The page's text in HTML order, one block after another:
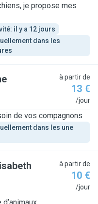
je propose mes
il y a 12 jours
dans les
à partir de
13 €
/jour
de vos compagnons
dans les une
à partir de
10 €
/jour